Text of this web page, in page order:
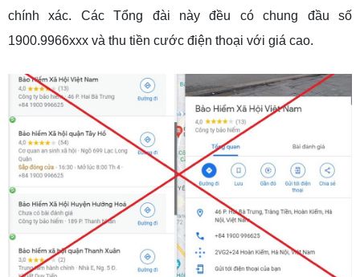
chính xác. Các Tổng đài này đều có chung đầu số
1900.9966xxx và thu tiền cước điện thoại với giá cao.